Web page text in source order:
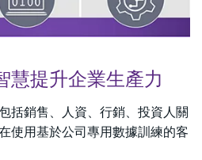
慧提升企業生產力
括銷售、人資、行銷、投資人關
使用基於公司專用數據訓練的客